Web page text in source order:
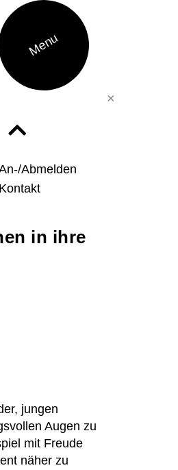
Menu
Abmelden
Kontakt
×
in ihre
jungen
Augen zu
mit Freude
näher zu